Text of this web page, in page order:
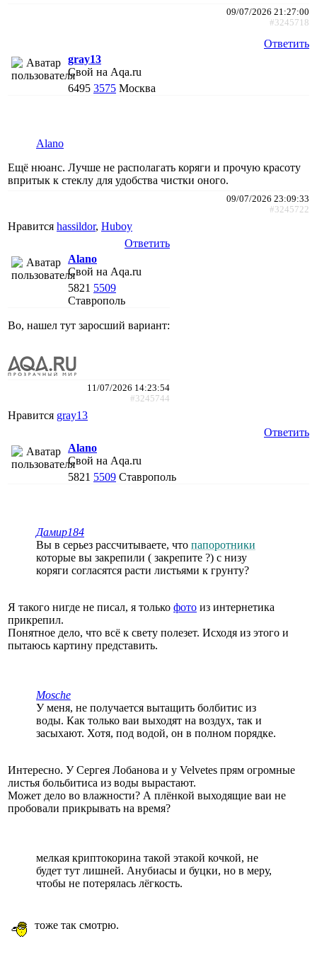
09/07/2026 21:27:00
#3245718
Ответить
gray13
Свой на Aqa.ru
6495 3575 Москва
Alano
Ещё нюанс. Лучше не располагать коряги и прочую красоту
впритык к стеклу для удобства чистки оного.
09/07/2026 23:09:33
#3245722
Нравится hassildor, Huboy
Ответить
Alano
Свой на Aqa.ru
5821 5509
Ставрополь
Во, нашел тут заросший вариант:
11/07/2026 14:23:54
#3245744
Нравится gray13
Ответить
Alano
Свой на Aqa.ru
5821 5509 Ставрополь
Дамир184
Вы в серьез рассчитываете, что папоротники
которые вы закрепили ( закрепите ?) с низу
коряги согласятся расти листьями к грунту?
Я такого нигде не писал, я только фото из интернетика
прикрепил.
Понятное дело, что всё к свету полезет. Исходя из этого и
пытаюсь картину представить.
Mosche
У меня, не получается вытащить болбитис из
воды. Как только ваи выходят на воздух, так и
засыхают. Хотя, под водой, он в полном порядке.
Интересно. У Сергея Лобанова и у Velvetes прям огромные
листья больбитиса из воды вырастают.
Может дело во влажности? А плёнкой выходящие ваи не
пробовали прикрывать на время?
мелкая криптокорина такой этакой кочкой, не
будет тут лишней. Анубиасы и буцки, но в меру,
чтобы не потерялась лёгкость.
тоже так смотрю.